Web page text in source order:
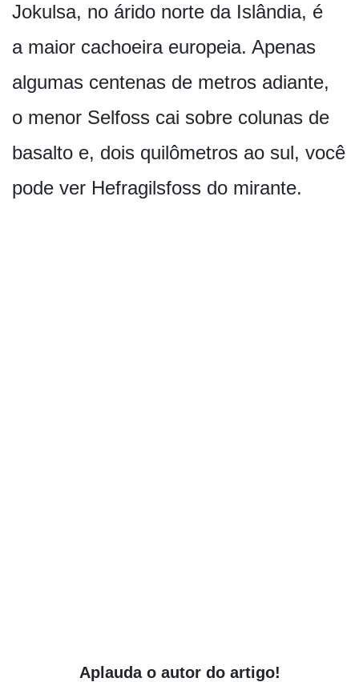
Jokulsa, no árido norte da Islândia, é
a maior cachoeira europeia. Apenas
algumas centenas de metros adiante,
o menor Selfoss cai sobre colunas de
basalto e, dois quilômetros ao sul, você
pode ver Hefragilsfoss do mirante.
Aplauda o autor do artigo!